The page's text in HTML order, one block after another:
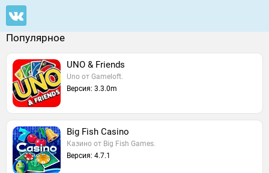
Популярное
UNO & Friends
Uno от Gameloft.
Версия: 3.3.0m
Big Fish Casino
Казино от Big Fish Games.
Версия: 4.7.1